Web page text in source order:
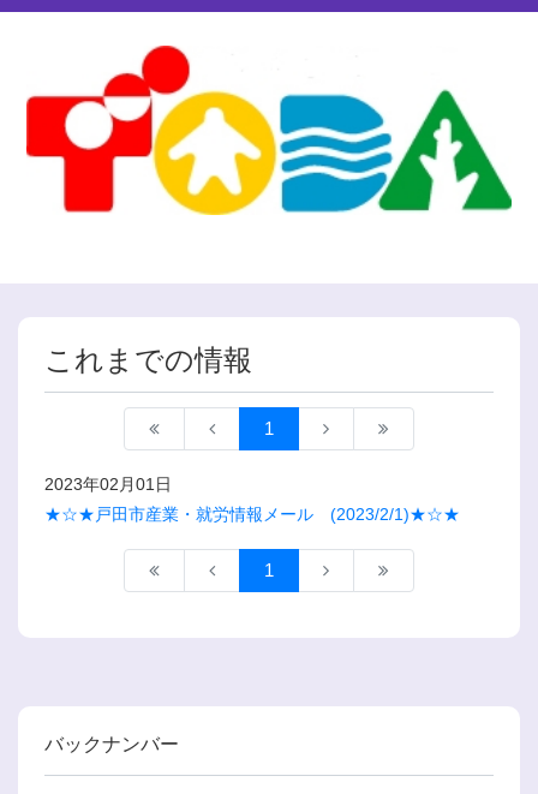
これまでの情報
1
2023年02月01日
★☆★戸田市産業・就労情報メール (2023/2/1)★☆★
1
バックナンバー